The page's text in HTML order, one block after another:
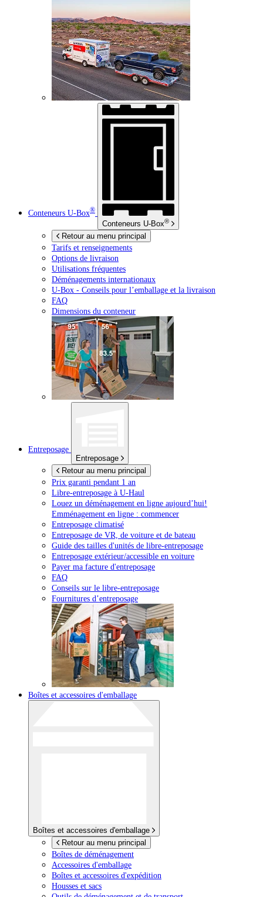
Conteneurs U-Box®
Conteneurs U-Box®
Retour au menu principal
Tarifs et renseignements
Options de livraison
Utilisations fréquentes
Déménagements internationaux
U-Box - Conseils pour l’emballage et la livraison
FAQ
Dimensions du conteneur
Entreposage
Entreposage
Retour au menu principal
Prix garanti pendant 1 an
Libre-entreposage à U-Haul
Louez un déménagement en ligne aujourd’hui!
Emménagement en ligne : commencer
Entreposage climatisé
Entreposage de VR, de voiture et de bateau
Guide des tailles d'unités de libre-entreposage
Entreposage extérieur/accessible en voiture
Payer ma facture d'entreposage
FAQ
Conseils sur le libre-entreposage
Fournitures d’entreposage
Boîtes et accessoires d'emballage
Boîtes et accessoires d'emballage
Retour au menu principal
Boîtes de déménagement
Accessoires d'emballage
Boîtes et accessoires d'expédition
Housses et sacs